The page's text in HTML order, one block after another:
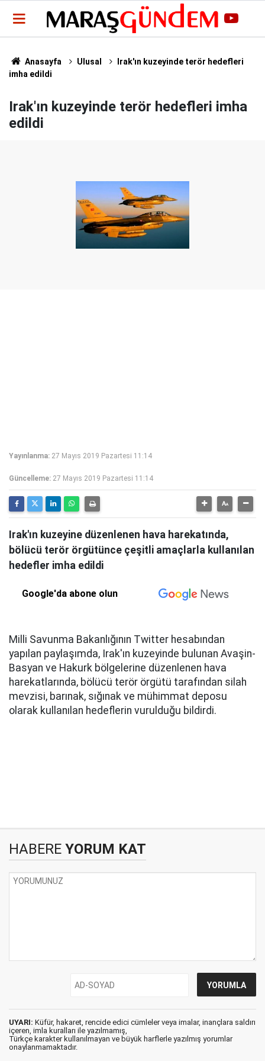
Anasayfa Ulusal
Irak'ın kuzeyinde terör hedefleri
imha edildi
Irak'ın kuzeyinde terör hedefleri imha
edildi
Yayınlanma: 27 Mayıs 2019 Pazartesi 11:14
Güncelleme: 27 Mayıs 2019 Pazartesi 11:14
Irak'ın kuzeyine düzenlenen hava harekatında,
bölücü terör örgütünce çeşitli amaçlarla kullanılan
hedefler imha edildi
Google'da abone olun
Milli Savunma Bakanlığının Twitter hesabından
yapılan paylaşımda, Irak'ın kuzeyinde bulunan Avaşin-
Basyan ve Hakurk bölgelerine düzenlenen hava
harekatlarında, bölücü terör örgütü tarafından silah
mevzisi, barınak, sığınak ve mühimmat deposu
olarak kullanılan hedeflerin vurulduğu bildirdi.
HABERE YORUM KAT
UYARI: Küfür, hakaret, rencide edici cümleler veya imalar, inançlara saldırı
içeren, imla kuralları ile yazılmamış,
Türkçe karakter kullanılmayan ve büyük harflerle yazılmış yorumlar
onaylanmamaktadır.